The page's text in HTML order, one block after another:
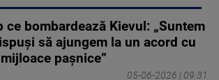
ce bombardează Kievul: „Suntem
să ajungem la un acord cu
pașnice”
05-06-2026 | 09:31